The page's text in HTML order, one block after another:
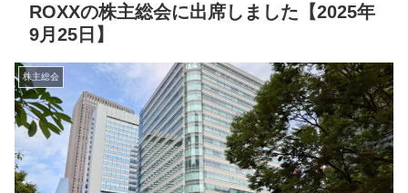
ROXXの株主総会に出席しました【2025年
9月25日】
株主総会